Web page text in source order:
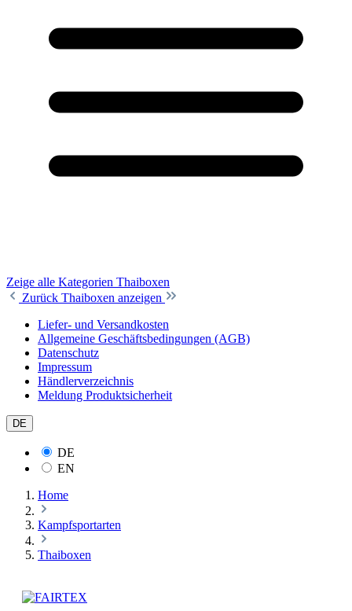
Zeige alle Kategorien Thaiboxen
Zurück Thaiboxen anzeigen
Liefer- und Versandkosten
Allgemeine Geschäftsbedingungen (AGB)
Datenschutz
Impressum
Händlerverzeichnis
Meldung Produktsicherheit
DE
DE
EN
Home
Kampfsportarten
Thaiboxen